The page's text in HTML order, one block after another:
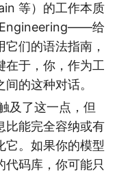
等）的工作本质
Engineering——给
们的语法指南，
在于，你，作为工
的这种对话。
及了这一点，但
比能完全容纳或有
它。如果你的模型
代码库，你可能只